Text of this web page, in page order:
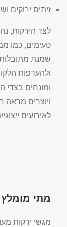
זיתים ירוקים
לצד הירקות,
טעימים, כמו
שמנת
ולהעדפות
ומונחים בצדי
ויוצרים מראה
לאירועים
מתי מומלץ
מגשי ירקות